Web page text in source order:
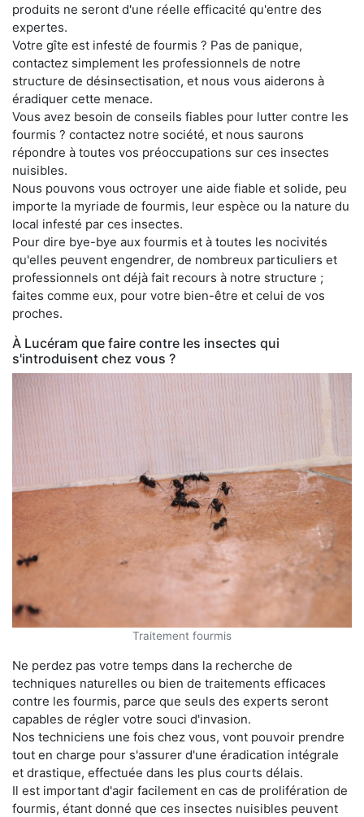
produits ne seront d'une réelle efficacité qu'entre des
expertes.
Votre gîte est infesté de fourmis ? Pas de panique,
contactez simplement les professionnels de notre
structure de désinsectisation, et nous vous aiderons à
éradiquer cette menace.
Vous avez besoin de conseils fiables pour lutter contre les
fourmis ? contactez notre société, et nous saurons
répondre à toutes vos préoccupations sur ces insectes
nuisibles.
Nous pouvons vous octroyer une aide fiable et solide, peu
importe la myriade de fourmis, leur espèce ou la nature du
local infesté par ces insectes.
Pour dire bye-bye aux fourmis et à toutes les nocivités
qu'elles peuvent engendrer, de nombreux particuliers et
professionnels ont déjà fait recours à notre structure ;
faites comme eux, pour votre bien-être et celui de vos
proches.
À Lucéram que faire contre les insectes qui
s'introduisent chez vous ?
Traitement fourmis
Ne perdez pas votre temps dans la recherche de
techniques naturelles ou bien de traitements efficaces
contre les fourmis, parce que seuls des experts seront
capables de régler votre souci d'invasion.
Nos techniciens une fois chez vous, vont pouvoir prendre
tout en charge pour s'assurer d'une éradication intégrale
et drastique, effectuée dans les plus courts délais.
Il est important d'agir facilement en cas de prolifération de
fourmis, étant donné que ces insectes nuisibles peuvent